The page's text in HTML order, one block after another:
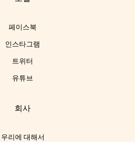
페이스북
인스타그램
트위터
유튜브
회사
우리에 대해서